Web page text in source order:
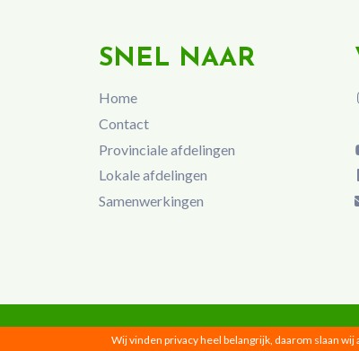
SNEL NAAR
Home
Contact
Provinciale afdelingen
Lokale afdelingen
Samenwerkingen
Wij vinden privacy heel belangrijk, daarom slaan